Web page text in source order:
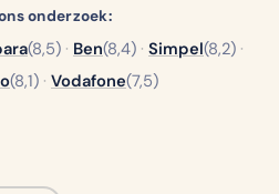
onderzoek:
(8,5) · Ben(8,4) · Simpel(8,2) ·
(8,1) · Vodafone(7,5)